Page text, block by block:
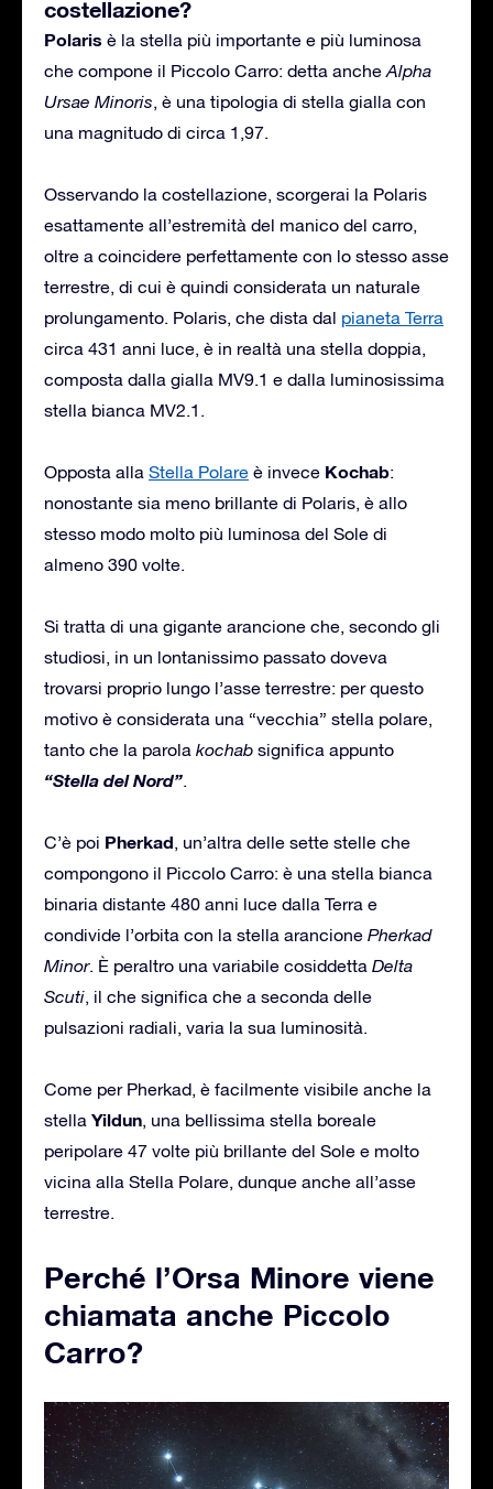
costellazione?
Polaris è la stella più importante e più luminosa
che compone il Piccolo Carro: detta anche Alpha
Ursae Minoris, è una tipologia di stella gialla con
una magnitudo di circa 1,97.
Osservando la costellazione, scorgerai la Polaris
esattamente all’estremità del manico del carro,
oltre a coincidere perfettamente con lo stesso asse
terrestre, di cui è quindi considerata un naturale
prolungamento. Polaris, che dista dal pianeta Terra
circa 431 anni luce, è in realtà una stella doppia,
composta dalla gialla MV9.1 e dalla luminosissima
stella bianca MV2.1.
Opposta alla Stella Polare è invece Kochab:
nonostante sia meno brillante di Polaris, è allo
stesso modo molto più luminosa del Sole di
almeno 390 volte.
Si tratta di una gigante arancione che, secondo gli
studiosi, in un lontanissimo passato doveva
trovarsi proprio lungo l’asse terrestre: per questo
motivo è considerata una “vecchia” stella polare,
tanto che la parola kochab significa appunto
“Stella del Nord”.
C’è poi Pherkad, un’altra delle sette stelle che
compongono il Piccolo Carro: è una stella bianca
binaria distante 480 anni luce dalla Terra e
condivide l’orbita con la stella arancione Pherkad
Minor. È peraltro una variabile cosiddetta Delta
Scuti, il che significa che a seconda delle
pulsazioni radiali, varia la sua luminosità.
Come per Pherkad, è facilmente visibile anche la
stella Yildun, una bellissima stella boreale
peripolare 47 volte più brillante del Sole e molto
vicina alla Stella Polare, dunque anche all’asse
terrestre.
Perché l’Orsa Minore viene
chiamata anche Piccolo
Carro?